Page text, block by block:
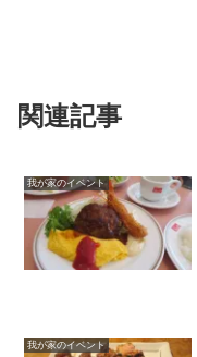
関連記事
我が家のイベント
我が家のイベント